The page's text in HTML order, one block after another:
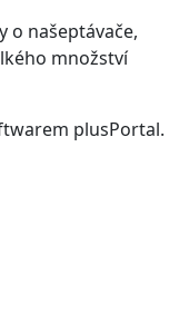
o našeptávače,
množství
plusPortal.